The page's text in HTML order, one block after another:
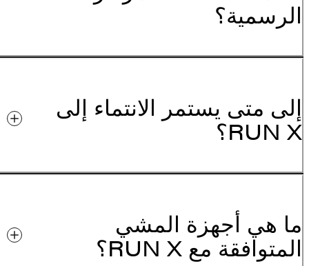
الرسمية؟
إلى متى يستمر الانتماء إلى
RUN X؟
ما هي أجهزة المشي
المتوافقة مع RUN X؟